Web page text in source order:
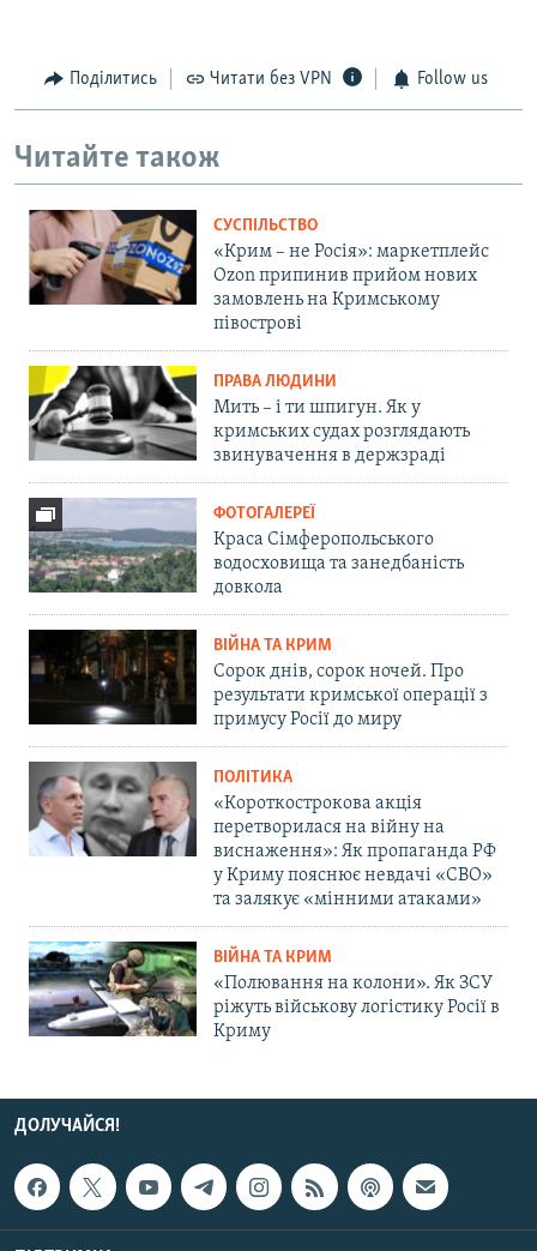
Поділитись Читати без VPN Follow us
Читайте також
СУСПІЛЬСТВО
«Крим – не Росія»: маркетплейс
Ozon припинив прийом нових
замовлень на Кримському
півострові
ПРАВА ЛЮДИНИ
Мить – і ти шпигун. Як у
кримських судах розглядають
звинувачення в держзраді
ФОТОГАЛЕРЕЇ
Краса Сімферопольського
водосховища та занедбаність
довкола
ВІЙНА ТА КРИМ
Сорок днів, сорок ночей. Про
результати кримської операції з
примусу Росії до миру
ПОЛІТИКА
«Короткострокова акція
перетворилася на війну на
виснаження»: Як пропаганда РФ
у Криму пояснює невдачі «СВО»
та залякує «мінними атаками»
ВІЙНА ТА КРИМ
«Полювання на колони». Як ЗСУ
ріжуть військову логістику Росії в
Криму
ДОЛУЧАЙСЯ!